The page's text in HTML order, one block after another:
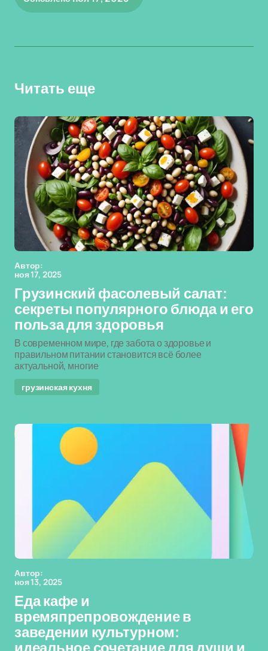
Читать еще
Автор:
ноя 17, 2025
Грузинский фасолевый салат:
секреты популярного блюда и его
польза для здоровья
В современном мире, где забота о здоровье и
правильном питании становится всё более
актуальной, многие
грузинская кухня
Автор:
ноя 13, 2025
Еда кафе и
времяпрепровождение в
заведении культурном: